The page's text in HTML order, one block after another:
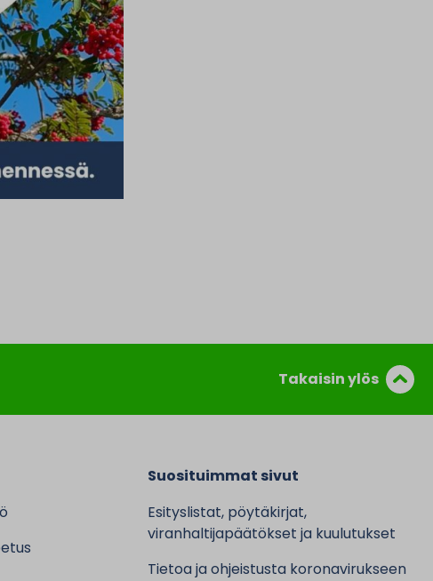
Takaisin ylös
Suosituimmat sivut
Esityslistat, pöytäkirjat,
viranhaltijapäätökset ja kuulutukset
Tietoa ja ohjeistusta koronavirukseen